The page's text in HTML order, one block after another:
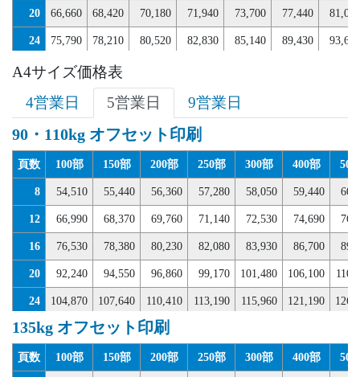
20 66,660 68,420 70,180 71,940 73,700 77,440 81,070
24 75,790 78,210 80,520 82,830 85,140 89,430 93,610
28 84,920 87,890
32 91,850 96,250 100,650 102,850 104,940
A4サイズ価格表
4営業日
5営業日 9営業日
90・110kg オフセット印刷
頁数 100部 150部 200部 250部 300部 400部 500
8 54,510 55,440 56,360 57,280 58,050 59,440
12 66,990 68,370 69,760 71,140 72,530 74,690
16 76,530 78,380 80,230 82,080 83,930 86,700
20 92,240 94,550 96,860 99,170 101,480 106,100
24 104,870 107,640 110,410 113,190 115,960 121,190
28 117,500 120,730 123,970
32 126,890 132,440 137,980 141,060 143,990 152,610
135kg オフセット印刷
頁数 100部 150部 200部 250部 300部 400部 500